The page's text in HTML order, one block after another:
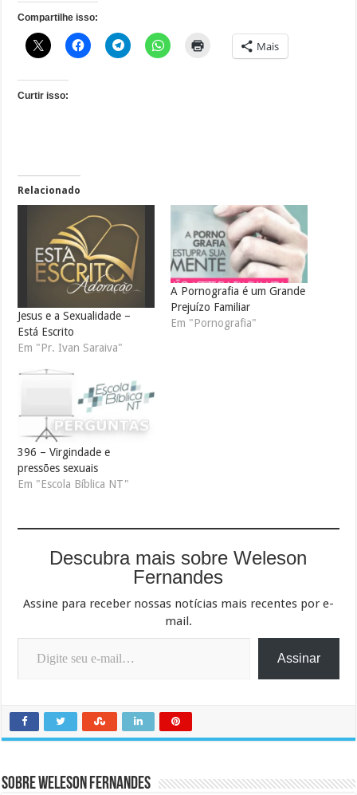
Compartilhe isso:
Mais
Curtir isso:
Relacionado
Jesus e a Sexualidade –
Está Escrito
Em "Pr. Ivan Saraiva"
A Pornografia é um Grande
Prejuízo Familiar
Em "Pornografia"
396 – Virgindade e
pressões sexuais
Em "Escola Bíblica NT"
Descubra mais sobre Weleson
Fernandes
Assine para receber nossas notícias mais recentes por e-
mail.
Digite seu e-mail…
Assinar
Sobre Weleson Fernandes